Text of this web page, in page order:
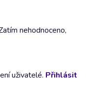
nehodnoceno,
uživatelé. Přihlásit